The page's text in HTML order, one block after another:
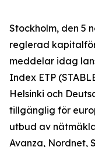
Stockholm, den 5
reglerad
meddelar idag
Index ETP
Helsinki och
tillgänglig för
utbud av
Avanza, Nordnet,